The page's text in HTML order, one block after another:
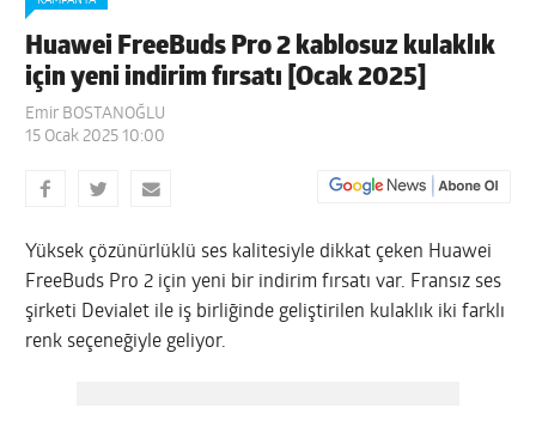
Huawei FreeBuds Pro 2 kablosuz kulaklık
için yeni indirim fırsatı [Ocak 2025]
Emir BOSTANOĞLU
15 Ocak 2025 10:00
Yüksek çözünürlüklü ses kalitesiyle dikkat çeken Huawei
FreeBuds Pro 2 için yeni bir indirim fırsatı var. Fransız ses
şirketi Devialet ile iş birliğinde geliştirilen kulaklık iki farklı
renk seçeneğiyle geliyor.